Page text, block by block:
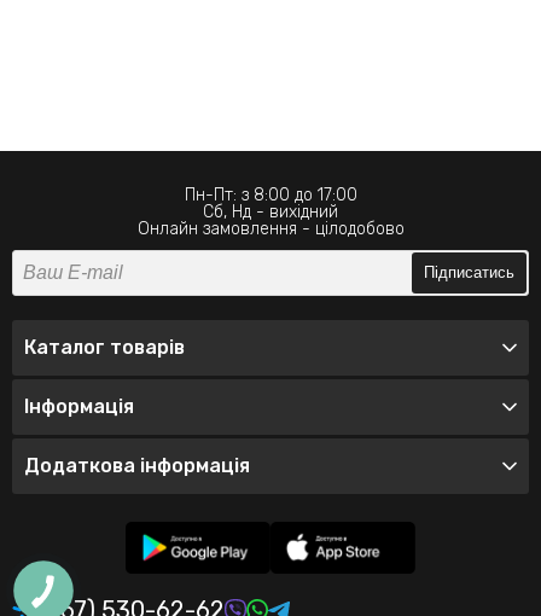
Пн-Пт: з 8:00 до 17:00
Сб, Нд - вихідний
Онлайн замовлення - цілодобово
Підписатись
Каталог товарів
Інформація
Додаткова інформація
(067) 530-62-62